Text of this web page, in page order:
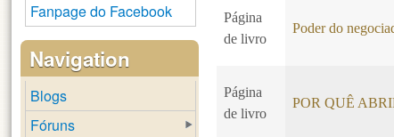
Página
de livro
Poder do
Página
de livro
POR QUÊ
Fanpage do Facebook
Navigation
Blogs
Fóruns